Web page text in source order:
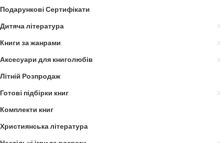
Подарункові Сертифікати
Дитяча література
Книги за жанрами
Аксесуари для книголюбів
Літній Розпродаж
Готові підбірки книг
Комплекти книг
Християнська література